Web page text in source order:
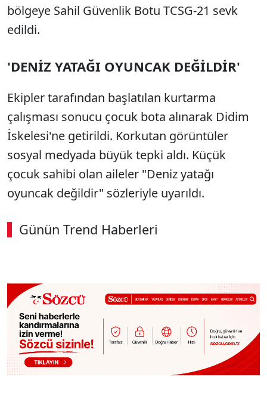
bölgeye Sahil Güvenlik Botu TCSG-21 sevk
edildi.
'DENİZ YATAĞI OYUNCAK DEĞİLDİR'
Ekipler tarafından başlatılan kurtarma
çalışması sonucu çocuk bota alınarak Didim
İskelesi'ne getirildi. Korkutan görüntüler
sosyal medyada büyük tepki aldı. Küçük
çocuk sahibi olan aileler "Deniz yatağı
oyuncak değildir" sözleriyle uyarıldı.
Günün Trend Haberleri